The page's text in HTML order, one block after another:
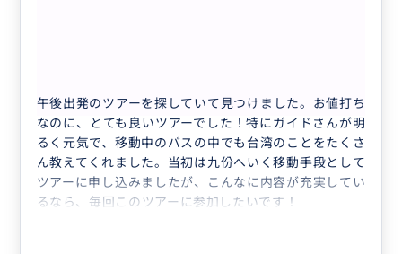
午後出発のツアーを探していて見つけました。お値打ち
なのに、とても良いツアーでした！特にガイドさんが明
るく元気で、移動中のバスの中でも台湾のことをたくさ
ん教えてくれました。当初は九份へいく移動手段として
ツアーに申し込みましたが、こんなに内容が充実してい
るなら、毎回このツアーに参加したいです！